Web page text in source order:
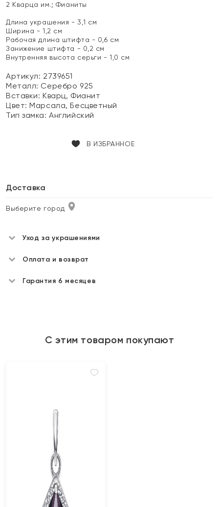
2 Кварца им.; Фианиты
Длина украшения - 3,1 см
Ширина - 1,2 см
Рабочая длина штифта - 0,6 см
Занижение штифта - 0,2 см
Внутренняя высота серьги - 1,0 см
Артикул: 2739651
Металл: Серебро 925
Вставки:Кварц, Фианит
Цвет:Марсала, Бесцветный
Тип замка:Английский
В ИЗБРАННОЕ
Доставка
Выберите город
Уход за украшениями
Оплата и возврат
Гарантия 6 месяцев
С этим товаром покупают